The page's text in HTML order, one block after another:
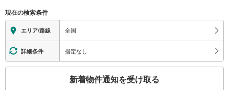
現在の検索条件
エリア/路線 全国
詳細条件 指定なし
新着物件通知を受け取る